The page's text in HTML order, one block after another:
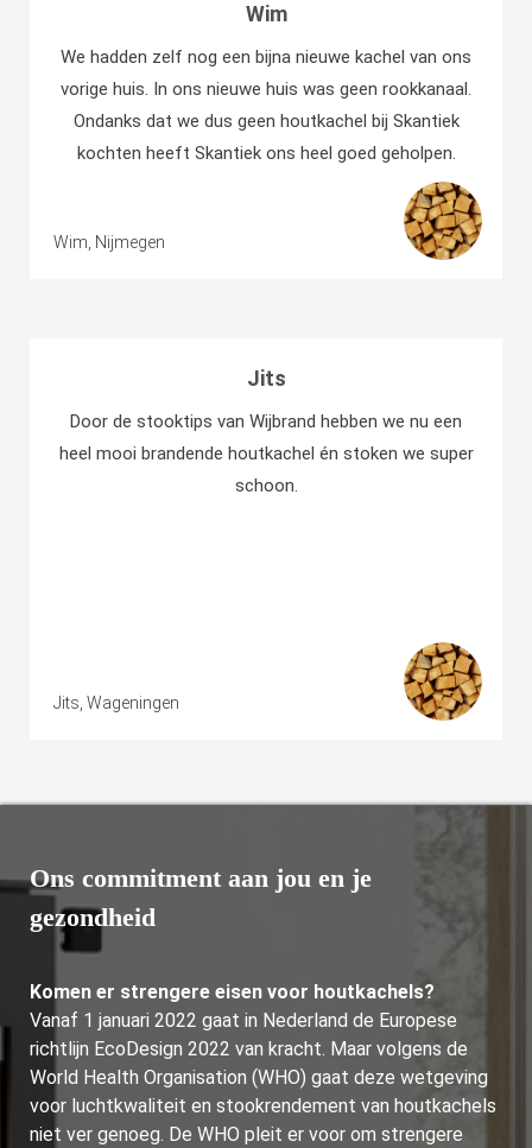
Wim
We hadden zelf nog een bijna nieuwe kachel van ons
vorige huis. In ons nieuwe huis was geen rookkanaal.
Ondanks dat we dus geen houtkachel bij Skantiek
kochten heeft Skantiek ons heel goed geholpen.
Wim, Nijmegen
Jits
Door de stooktips van Wijbrand hebben we nu een
heel mooi brandende houtkachel én stoken we super
schoon.
Jits, Wageningen
Ons commitment aan jou en je
gezondheid
Komen er strengere eisen voor houtkachels?
Vanaf 1 januari 2022 gaat in Nederland de Europese
richtlijn EcoDesign 2022 van kracht. Maar volgens de
World Health Organisation (WHO) gaat deze wetgeving
voor luchtkwaliteit en stookrendement van houtkachels
niet ver genoeg. De WHO pleit er voor om strengere